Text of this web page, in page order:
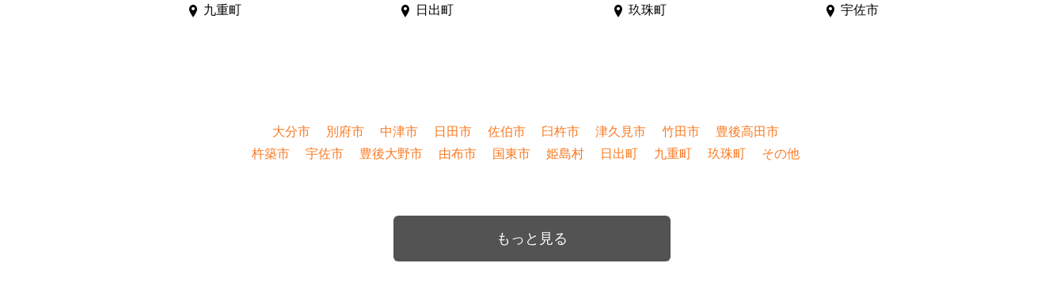
九重町 日出町 玖珠町 宇佐市
大分市 別府市 中津市 日田市 佐伯市 臼杵市 津久見市 竹田市
豊後高田市
杵築市
宇佐市 豊後大野市 由布市 国東市 姫島村 日出町 九重町 玖珠町 その他
もっと見る